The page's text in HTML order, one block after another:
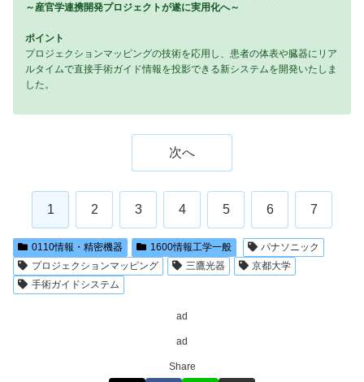
～産官学連携開発プロジェクトが遂に実用化へ～
ポイント
プロジェクションマッピングの技術を応用し、患者の体表や臓器にリア
ルタイムで直接手術ガイド情報を投影できる新システムを開発いたしま
した。
次へ
1 2 3 4 5 6 7
0110情報・精密機器 1600情報工学一般
パナソニック
プロジェクションマッピング
三鷹光器
京都大学
手術ガイドシステム
ad
ad
Share